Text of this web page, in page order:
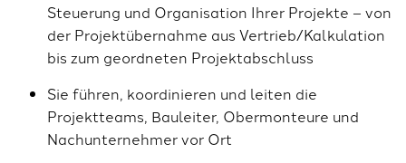
Steuerung und Organisation Ihrer Projekte – von
der Projektübernahme aus Vertrieb/Kalkulation
bis zum geordneten Projektabschluss
Sie führen, koordinieren und leiten die
Projektteams, Bauleiter, Obermonteure und
Nachunternehmer vor Ort